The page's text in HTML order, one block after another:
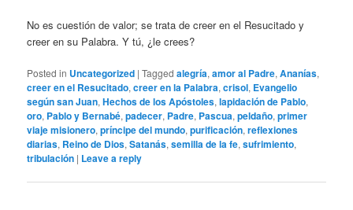
No es cuestión de valor; se trata de creer en el Resucitado y
creer en su Palabra. Y tú, ¿le crees?
Posted in Uncategorized |Tagged alegría,amor al Padre,Ananías,
creer en el Resucitado,creer en la Palabra,crisol, Evangelio
según san Juan,Hechos de los Apóstoles,lapidación de Pablo,
oro, Pablo y Bernabé,padecer, Padre, Pascua,peldaño,primer
viaje misionero,príncipe del mundo,purificación,reflexiones
diarias, Reino de Dios,Satanás,semilla de la fe,sufrimiento,
tribulación | Leave a reply